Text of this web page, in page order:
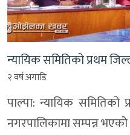
न्यायिक समितिको प्रथम
२ वर्ष अगाडि
पाल्पा: न्यायिक
नगरपालिकामा सम्पन्न